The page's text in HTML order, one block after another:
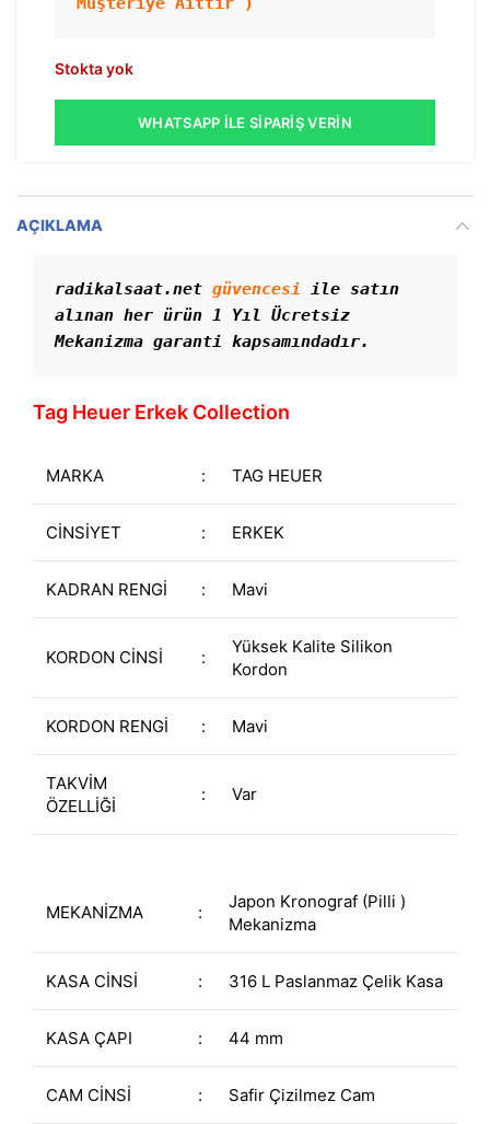
Stokta yok
WHATSAPP İLE SIPARIŞ VERIN
AÇIKLAMA
radikalsaat.net güvencesi ile satın
alınan her ürün 1 Yıl Ücretsiz
Mekanizma garanti kapsamındadır.
Tag Heuer Erkek Collection
MARKA : TAG HEUER
CİNSİYET : ERKEK
KADRAN RENGİ : Mavi
KORDON CİNSİ :
Yüksek Kalite Silikon
Kordon
KORDON RENGİ : Mavi
TAKVİM
ÖZELLİĞİ
: Var
MEKANİZMA :
Japon Kronograf (Pilli )
Mekanizma
KASA CİNSİ : 316 L Paslanmaz Çelik Kasa
KASA ÇAPI : 44 mm
CAM CİNSİ : Safir Çizilmez Cam